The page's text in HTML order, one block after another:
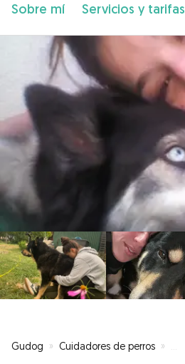
Sobre mí Servicios y tarifas
Gudog » Cuidadores de perros »